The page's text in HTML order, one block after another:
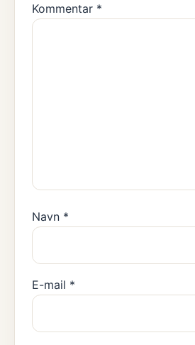
Kommentar *
Navn *
E-mail *